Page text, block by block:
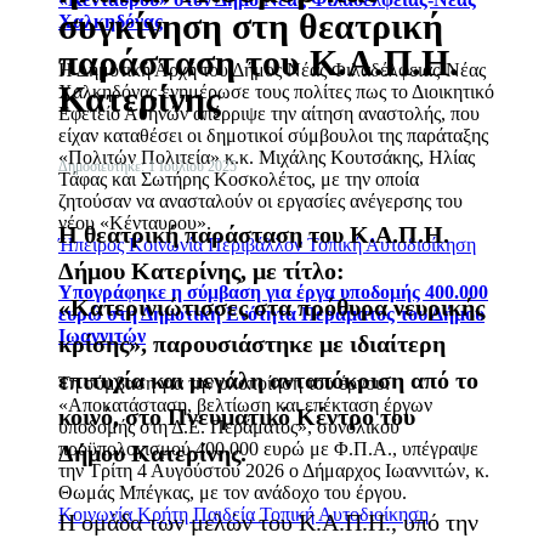
Χαλκηδόνας
Η Δημοτική Αρχή του Δήμος Νέας Φιλαδέλφειας-Νέας
Χαλκηδόνας ενημέρωσε τους πολίτες πως το Διοικητικό
Εφετείο Αθηνών απέρριψε την αίτηση αναστολής, που
είχαν καταθέσει οι δημοτικοί σύμβουλοι της παράταξης
«Πολιτών Πολιτεία» κ.κ. Μιχάλης Κουτσάκης, Ηλίας
Τάφας και Σωτήρης Κοσκολέτος, με την οποία
ζητούσαν να ανασταλούν οι εργασίες ανέγερσης του
νέου «Κένταυρου».
ΉπειροςΚοινωνίαΠεριβάλλον Τοπική Αυτοδιοίκηση
Υπογράφηκε η σύμβαση για έργα υποδομής 400.000
ευρώ στη Δημοτική Ενότητα Περάματος του Δήμου
Ιωαννιτών
Τη σύμβαση για την υλοποίηση του έργου:
«Αποκατάσταση, βελτίωση και επέκταση έργων
υποδομής στη Δ.Ε. Περάματος», συνολικού
προϋπολογισμού 400.000 ευρώ με Φ.Π.Α., υπέγραψε
την Τρίτη 4 Αυγούστου 2026 ο Δήμαρχος Ιωαννιτών, κ.
Θωμάς Μπέγκας, με τον ανάδοχο του έργου.
Κοινωνία Κρήτη Παιδεία Τοπική Αυτοδιοίκηση
συγκίνηση στη θεατρική
παράσταση του Κ.Α.Π.Η.
Κατερίνης
Δημοσιεύτηκε: 1 Ιουλίου 2025
Η θεατρική παράσταση του Κ.Α.Π.Η.
Δήμου Κατερίνης, με τίτλο:
«Κατερινιώτισσες στα πρόθυρα νευρικής
κρίσης», παρουσιάστηκε με ιδιαίτερη
επιτυχία και μεγάλη ανταπόκριση από το
κοινό, στο Πνευματικό Κέντρο του
Δήμου Κατερίνης.
Η ομάδα των μελών του Κ.Α.Π.Η., υπό την